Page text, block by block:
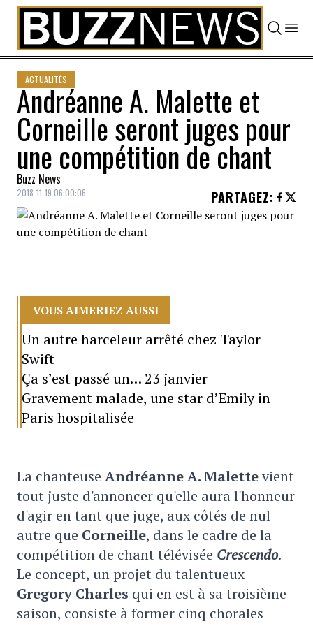
Skip to content
ACTUALITÉS
Andréanne A. Malette et
Corneille seront juges pour
une compétition de chant
Buzz News
2018-11-19 06:00:06 PARTAGEZ:
VOUS AIMERIEZ AUSSI
Un autre harceleur arrêté chez Taylor
Swift
Ça s’est passé un… 23 janvier
Gravement malade, une star d’Emily in
Paris hospitalisée
La chanteuse Andréanne A. Malettevient
tout juste d'annoncer qu'elle aura l'honneur
d'agir en tant que juge, aux côtés de nul
autre que Corneille, dans le cadre de la
compétition de chant télévisée Crescendo.
Le concept, un projet du talentueux
Gregory Charles qui en est à sa troisième
saison, consiste à former cinq chorales